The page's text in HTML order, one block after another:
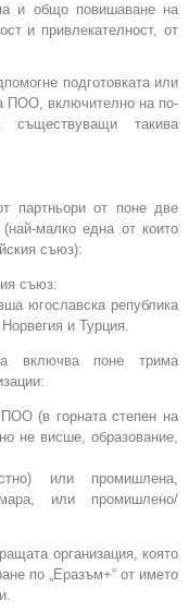
и общо повишаване на
и привлекателност, от
подготовката или
ПОО, включително на по-
такива
партньори от поне две
малко една от които
съюз):
съюз:
югославска република
и Турция.
включва поне трима
(в горната степен на
не висше, образование,
или промишлена,
или промишлено/
организация, която
по „Еразъм+“ от името